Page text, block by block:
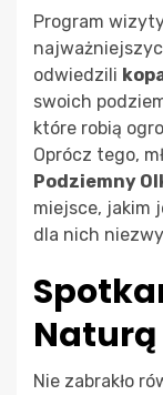
Program
odwiedzili
swoich
które robią
Oprócz tego,
Podziemny
miejsce, jakim
dla nich
Naturą
Nie zabrakło